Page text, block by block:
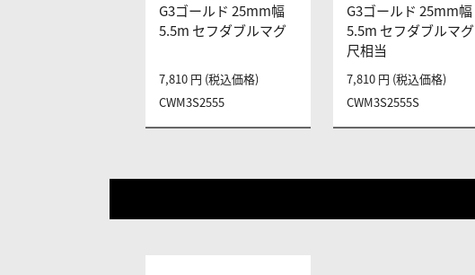
G3ゴールド 25mm幅
5.5m セフダブルマグ
CWM3S2555
7,810 円 (税込価格)
G3ゴールド 25mm幅
5.5m セフダブルマグ
尺相当
CWM3S2555S
7,810 円 (税込価格)